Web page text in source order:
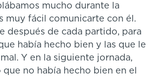
mucho durante la
muy fácil comunicarte con él.
después de cada partido, para
había hecho bien y las que le
Y en la siguiente jornada,
no había hecho bien en el